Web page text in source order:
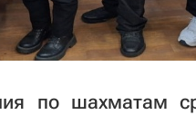
по шахматам